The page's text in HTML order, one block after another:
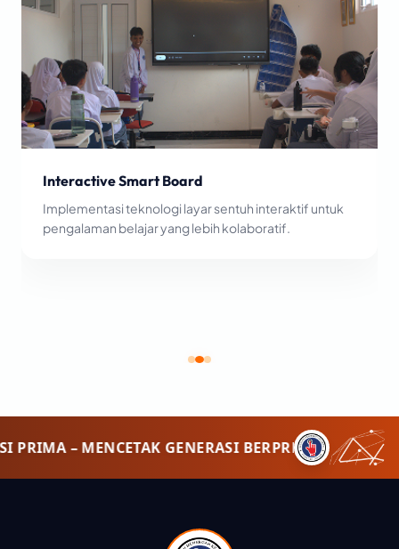
Interactive Smart Board
Implementasi teknologi layar sentuh interaktif untuk
pengalaman belajar yang lebih kolaboratif.
SMK PRESTASI PRIMA – MENCETAK GENERASI